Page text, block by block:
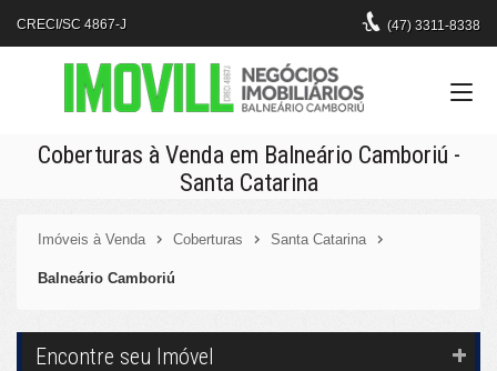
CRECI/SC 4867-J (47) 3311-8338
Coberturas à Venda em Balneário Camboriú -
Santa Catarina
Imóveis à Venda Coberturas Santa Catarina
Balneário Camboriú
Encontre seu Imóvel